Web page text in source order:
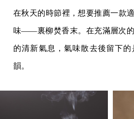
在秋天的時節裡，想要推薦一款
味——裏柳焚香末。在充滿層次
的清新氣息，氣味散去後留下
韻。